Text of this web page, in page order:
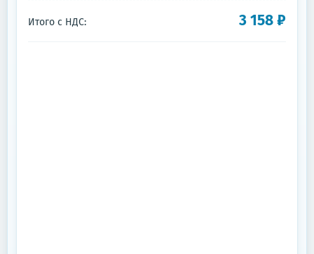
Итого с НДС: 3 158₽